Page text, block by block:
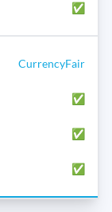
✅
CurrencyFair
✅
✅
✅